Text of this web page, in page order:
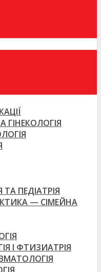
ГІНЕКОЛОГІЯ
ПЕДІАТРІЯ
— СІМЕЙНА
І ФТИЗИАТРІЯ